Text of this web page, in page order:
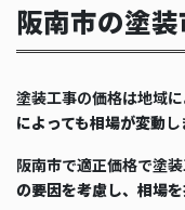
阪南市の塗
塗装工事の価格は地域に
によっても相場が変動し
阪南市で適正価格で塗
の要因を考慮し、相場